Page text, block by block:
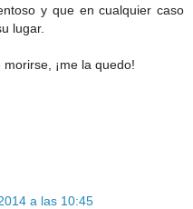
y que en cualquier caso
lugar.
¡me la quedo!
a las 10:45